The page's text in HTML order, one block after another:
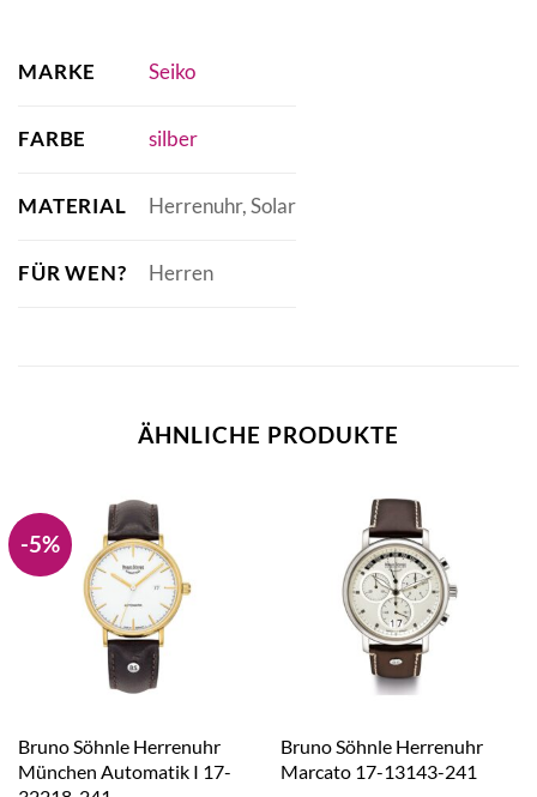
MARKE Seiko
FARBE silber
MATERIAL Herrenuhr, Solar
FÜR WEN? Herren
ÄHNLICHE PRODUKTE
-5%
Bruno Söhnle Herrenuhr
München Automatik I 17-
Bruno Söhnle Herrenuhr
Marcato 17-13143-241